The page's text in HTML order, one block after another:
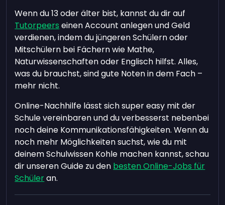
Wenn du 13 oder älter bist, kannst du dir auf
Tutorpeers einen Account anlegen und Geld
verdienen, indem du jüngeren Schülern oder
Mitschülern bei Fächern wie Mathe,
Naturwissenschaften oder Englisch hilfst. Alles,
was du brauchst, sind gute Noten in dem Fach –
mehr nicht.
Online-Nachhilfe lässt sich super easy mit der
Schule vereinbaren und du verbesserst nebenbei
noch deine Kommunikationsfähigkeiten. Wenn du
noch mehr Möglichkeiten suchst, wie du mit
deinem Schulwissen Kohle machen kannst, schau
dir unseren Guide zu den besten Online-Jobs für
Schüleran.